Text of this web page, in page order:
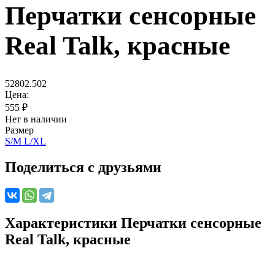
Перчатки сенсорные
Real Talk, красные
52802.502
Цена:
555 ₽
Нет в наличии
Размер
S/M L/XL
Поделиться с друзьями
Характеристики Перчатки сенсорные
Real Talk, красные